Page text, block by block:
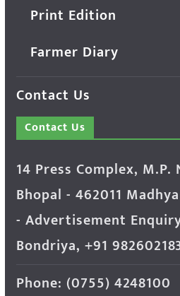
Print Edition
Farmer Diary
Contact Us
Contact Us
14 Press Complex, M.P.
Bhopal - 462011
- Advertisement
Bondriya, +91
Phone: (0755) 4248100